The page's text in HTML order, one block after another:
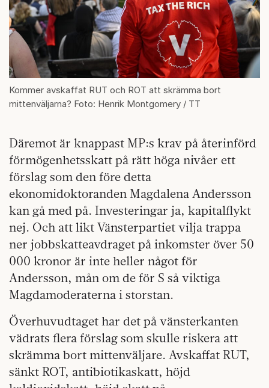
Kommer avskaffat RUT och ROT att skrämma bort
mittenväljarna? Foto: Henrik Montgomery / TT
Däremot är knappast MP:s krav på återinförd
förmögenhetsskatt på rätt höga nivåer ett
förslag som den före detta
ekonomidoktoranden Magdalena Andersson
kan gå med på. Investeringar ja, kapitalflykt
nej. Och att likt Vänsterpartiet vilja trappa
ner jobbskatteavdraget på inkomster över 50
000 kronor är inte heller något för
Andersson, mån om de för S så viktiga
Magdamoderaterna i storstan.
Överhuvudtaget har det på vänsterkanten
vädrats flera förslag som skulle riskera att
skrämma bort mittenväljare. Avskaffat RUT,
sänkt ROT, antibiotikaskatt, höjd